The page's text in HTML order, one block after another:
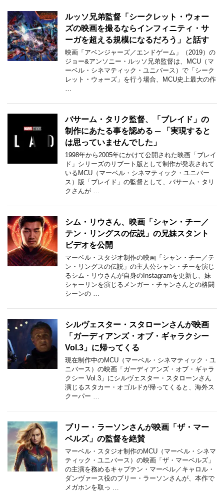
ルッソ兄弟監督「シークレット・ウォー
ズの映画を撮るならインフィニティ・サ
ーガを超える規模になるだろう」と話す
映画「アベンジャーズ／エンドゲーム」（2019）の
ジョー&アンソニー・ルッソ兄弟監督は、MCU（マ
ーベル・シネマティック・ユニバース）で「シーク
レット・ウォーズ」を行う場合、MCU史上最大の作
バサーム・タリク監督、「ブレイド」の
制作にあたる事を認める ─ 「実現すると
は思っていませんでした」
1998年から2005年にかけて公開された映画「ブレイ
ド」シリーズのリブート版として制作が発表されて
いるMCU（マーベル・シネマティック・ユニバー
ス）版「ブレイド」の監督として、バサーム・タリ
クさんが …
シム・リウさん、映画「シャン・チー／
テン・リングスの伝説」の兄妹スタント
ビデオを公開
マーベル・スタジオ制作の映画「シャン・チー／テ
ン・リングスの伝説」の主人公シャン・チーを演じ
るシム・リウさんが自身のInstagramを更新し、妹
シャーリンを演じるメンガー・チャンさんとの格闘
シーンの …
シルヴェスター・スタローンさんが映画
「ガーディアンズ・オブ・ギャラクシー
Vol.3」に帰ってくる
現在制作中のMCU（マーベル・シネマティック・ユ
ニバース）の映画「ガーディアンズ・オブ・ギャラ
クシー Vol.3」にシルヴェスター・スタローンさん
演じるスタカー・オゴルドが帰ってくると、海外ス
クーパー …
ブリー・ラーソンさんが映画「ザ・マー
ベルズ」の監督を絶賛
マーベル・スタジオ制作のMCU（マーベル・シネマ
ティック・ユニバース）の映画「ザ・マーベルズ」
の主演を務めるキャプテン・マーベル／キャロル・
ダンヴァース役のブリー・ラーソンさんが、本作で
メガホンを取っ …